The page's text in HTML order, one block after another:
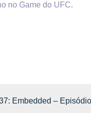
no Game do UFC.
Embedded –